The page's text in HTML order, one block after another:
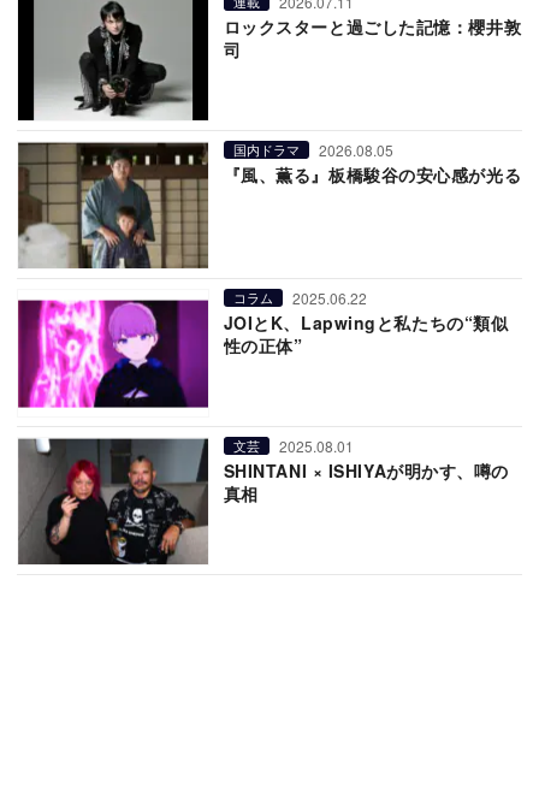
ロックスターと過ごした記憶：櫻井敦
司
国内ドラマ 2026.08.05
『風、薫る』板橋駿谷の安心感が光る
コラム 2025.06.22
JOIとK、Lapwingと私たちの“類似
性の正体”
文芸 2025.08.01
SHINTANI × ISHIYAが明かす、噂の
真相